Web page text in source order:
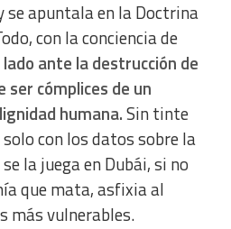
se apuntala en la Doctrina
con la conciencia de
ante la destrucción de
ser cómplices de un
humana.Sin tinte
con los datos sobre la
la juega en Dubái, si no
que mata, asfixia al
más vulnerables.
statistics or combinations
content